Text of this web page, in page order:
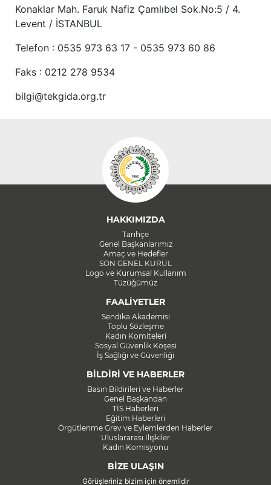
Konaklar Mah. Faruk Nafiz Çamlıbel Sok.No:5 / 4.
Levent / İSTANBUL
Telefon : 0535 973 63 17 - 0535 973 60 86
Faks : 0212 278 9534
bilgi@tekgida.org.tr
HAKKIMIZDA
Tarihçe
Genel Başkanlarımız
Amaç ve Hedefler
SON GENEL KURUL
Logo ve Kurumsal Kullanım
Tüzüğümüz
FAALİYETLER
Sendika Akademisi
Toplu Sözleşme
Kadın Komiteleri
Sosyal Güvenlik Köşesi
İş Sağlığı ve Güvenliği
BİLDİRİ VE HABERLER
Basın Bildirileri ve Haberler
Genel Başkandan
TİS Haberleri
Eğitim Haberleri
Örgütlenme Grev ve Eylemlerden Haberler
Uluslararası İlişkiler
Kadın Komisyonu
BİZE ULAŞIN
Görüşleriniz bizim için önemlidir